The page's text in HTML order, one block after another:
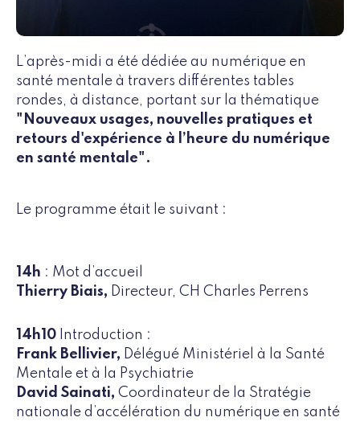
L’après-midi a été dédiée au numérique en
santé mentale à travers différentes tables
rondes, à distance, portant sur la thématique
"Nouveaux usages, nouvelles pratiques et
retours d'expérience à l’heure du numérique
en santé mentale".
Le programme était le suivant :
14h : Mot d’accueil
Thierry Biais, Directeur, CH Charles Perrens
14h10 Introduction :
Frank Bellivier, Délégué Ministériel à la Santé
Mentale et à la Psychiatrie
David Sainati, Coordinateur de la Stratégie
nationale d’accélération du numérique en santé